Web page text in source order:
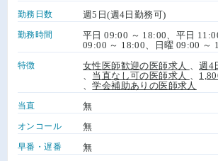
勤務日数 週5日(週4日勤務可)
勤務時間
平日 09:00 ～ 18:00、平日
09:00 ～ 18:00、日曜 09:00 ～
特徴 女性医師歓迎の医師求人 、週4
当直なし可の医師求人
、学会補助ありの医師求人
当直 無
オンコール 無
早番・遅番 無